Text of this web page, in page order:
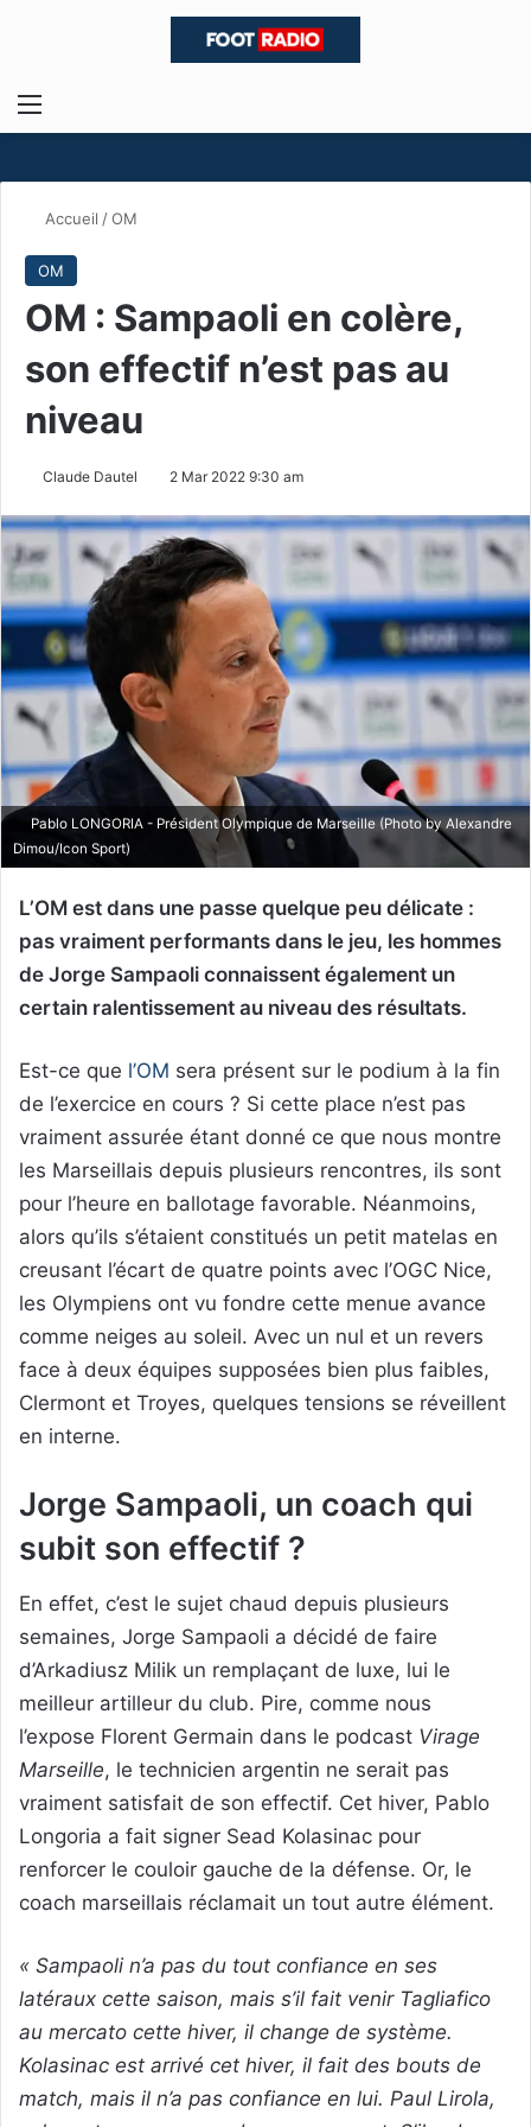
Menu
Accueil /OM
OM
OM : Sampaoli en colère,
son effectif n’est pas au
niveau
Claude Dautel 2 Mar 2022 9:30 am
Pablo LONGORIA - Président Olympique de Marseille (Photo by Alexandre
Dimou/Icon Sport)
L’OM est dans une passe quelque peu délicate :
pas vraiment performants dans le jeu, les hommes
de Jorge Sampaoli connaissent également un
certain ralentissement au niveau des résultats.
Est-ce que l’OM sera présent sur le podium à la fin
de l’exercice en cours ? Si cette place n’est pas
vraiment assurée étant donné ce que nous montre
les Marseillais depuis plusieurs rencontres, ils sont
pour l’heure en ballotage favorable. Néanmoins,
alors qu’ils s’étaient constitués un petit matelas en
creusant l’écart de quatre points avec l’OGC Nice,
les Olympiens ont vu fondre cette menue avance
comme neiges au soleil. Avec un nul et un revers
face à deux équipes supposées bien plus faibles,
Clermont et Troyes, quelques tensions se réveillent
en interne.
Jorge Sampaoli, un coach qui
subit son effectif ?
En effet, c’est le sujet chaud depuis plusieurs
semaines, Jorge Sampaoli a décidé de faire
d’Arkadiusz Milik un remplaçant de luxe, lui le
meilleur artilleur du club. Pire, comme nous
l’expose Florent Germain dans le podcast Virage
Marseille, le technicien argentin ne serait pas
vraiment satisfait de son effectif. Cet hiver, Pablo
Longoria a fait signer Sead Kolasinac pour
renforcer le couloir gauche de la défense. Or, le
coach marseillais réclamait un tout autre élément.
« Sampaoli n’a pas du tout confiance en ses
latéraux cette saison, mais s’il fait venir Tagliafico
au mercato cette hiver, il change de système.
Kolasinac est arrivé cet hiver, il fait des bouts de
match, mais il n’a pas confiance en lui. Paul Lirola,